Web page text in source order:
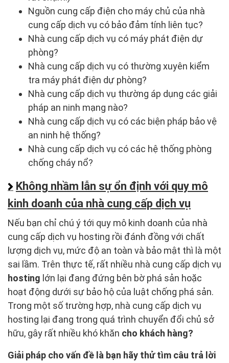
Nguồn cung cấp điện cho máy chủ của nhà
cung cấp dịch vụ có bảo đảm tính liên tục?
Nhà cung cấp dịch vụ có máy phát điện dự
phòng?
Nhà cung cấp dịch vụ có thường xuyên kiểm
tra máy phát điện dự phòng?
Nhà cung cấp dịch vụ thường áp dụng các giải
pháp an ninh mạng nào?
Nhà cung cấp dịch vụ có các biện pháp bảo vệ
an ninh hệ thống?
Nhà cung cấp dịch vụ có các hệ thống phòng
chống cháy nổ?
Không nhầm lẫn sự ổn định với quy mô
kinh doanh của nhà cung cấp dịch vụ
Nếu bạn chỉ chú ý tới quy mô kinh doanh của nhà
cung cấp dịch vụ hosting rồi đánh đồng với chất
lượng dịch vụ, mức độ an toàn và bảo mật thì là một
sai lầm. Trên thực tế, rất nhiều nhà cung cấp dịch vụ
hosting lớn lại đang đứng bên bờ phá sản hoặc
hoạt động dưới sự bảo hộ của luật chống phá sản.
Trong một số trường hợp, nhà cung cấp dịch vụ
hosting lại đang trong quá trình chuyển đổi chủ sở
hữu, gây rất nhiều khó khăn cho khách hàng?
Giải pháp cho vấn đề là bạn hãy thử tìm câu trả lời